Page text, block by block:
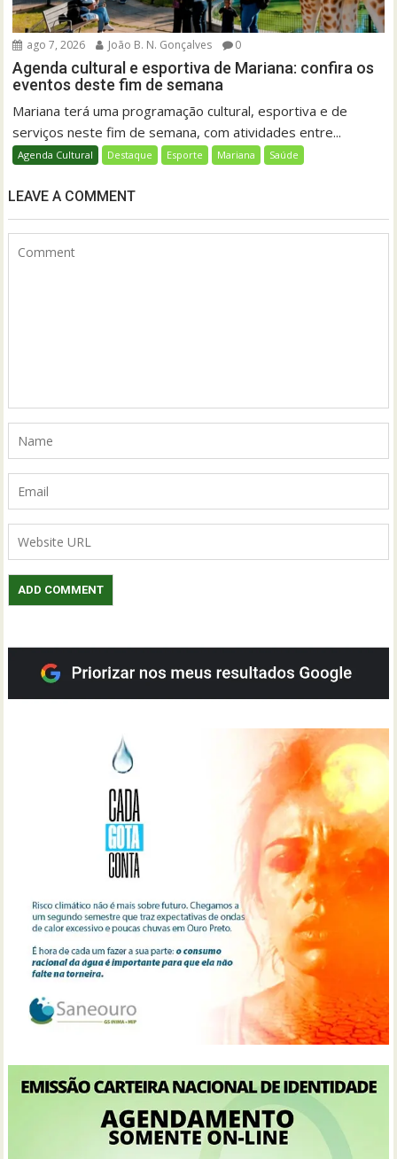
ago 7, 2026 João B. N. Gonçalves 0
Agenda cultural e esportiva de Mariana: confira os
eventos deste fim de semana
Mariana terá uma programação cultural, esportiva e de
serviços neste fim de semana, com atividades entre...
Agenda Cultural Destaque Esporte Mariana Saúde
LEAVE A COMMENT